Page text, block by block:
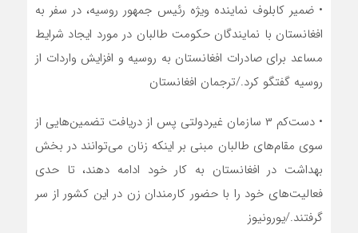
• ضمیر کابلوف نماینده ویژه رئیس جمهور روسیه، در سفر به
افغانستان با نمایندگان حکومت طالبان در مورد ایجاد شرایط
مساعد برای صادرات افغانستان به روسیه و افزایش واردات از
روسیه گفتگو کرد./ترجمان افغانستان
• دست‌کم ۳ سازمان غیردولتی پس از دریافت تضمین‌هایی از
سوی مقام‌های طالبان مبنی بر اینکه زنان می‌توانند در بخش
بهداشت در افغانستان به کار خود ادامه دهند، تا حدی
فعالیت‌های خود را با حضور کارمندان زن در این کشور از سر
گرفتند./یورونیوز